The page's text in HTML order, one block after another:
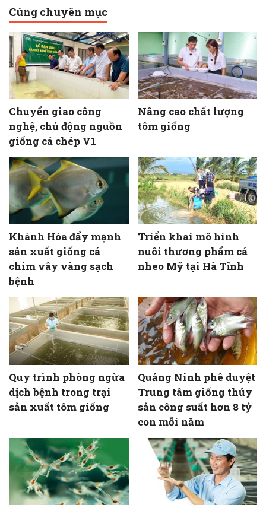
Cùng chuyên mục
Chuyển giao công
nghệ, chủ động nguồn
giống cá chép V1
Nâng cao chất lượng
tôm giống
Khánh Hòa đẩy mạnh
sản xuất giống cá
chim vây vàng sạch
bệnh
Triển khai mô hình
nuôi thương phẩm cá
nheo Mỹ tại Hà Tĩnh
Quy trình phòng ngừa
dịch bệnh trong trại
sản xuất tôm giống
Quảng Ninh phê duyệt
Trung tâm giống thủy
sản công suất hơn 8 tỷ
con mỗi năm